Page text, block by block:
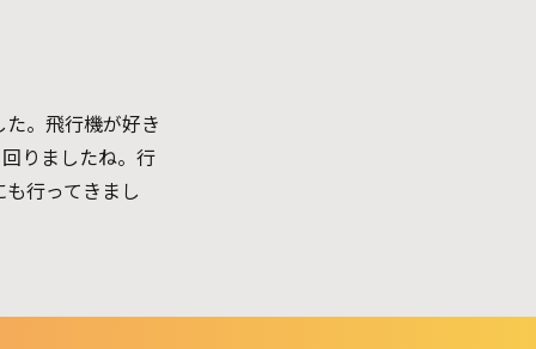
。飛行機が好き
りましたね。行
行ってきまし